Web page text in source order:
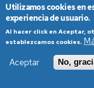
Aviso Legal
Política de
Utilizamos cookies en
experiencia de usuario.
Al hacer click en Aceptar,
establezcamos cookies.
Aceptar
No,